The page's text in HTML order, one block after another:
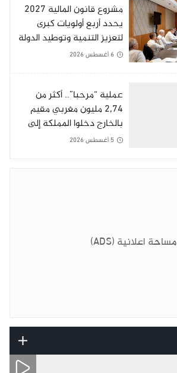
مشروع قانون المالية 2027
يحدد أربع أولويات كبرى
لتعزيز التنمية وتوطيد الدولة
الاجتماعية
6 أغسطس 2026
عملية “مرحبا”.. أكثر من
2,74 مليون مغربي مقيم
بالخارج دخلوا المملكة إلى
غاية 3 غشت
5 أغسطس 2026
مساحة اعلانية (ADS)